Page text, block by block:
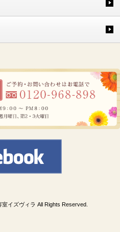
イズヴィラ All Rights Reserved.